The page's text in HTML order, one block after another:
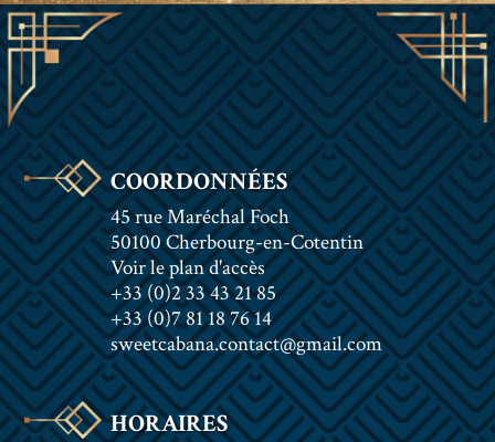
COORDONNÉES
45 rue Maréchal Foch
50100 Cherbourg-en-Cotentin
Voir le plan d'accès
+33 (0)2 33 43 21 85
+33 (0)7 81 18 76 14
sweetcabana.contact@gmail.com
HORAIRES